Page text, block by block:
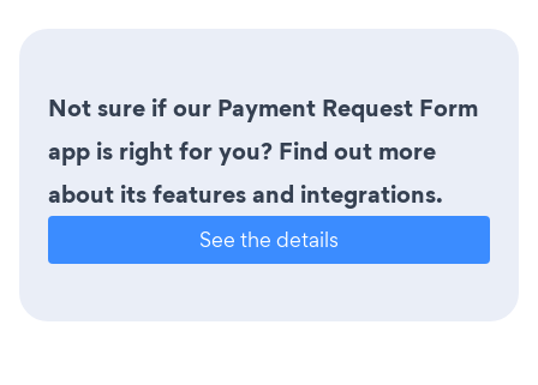
Not sure if our Payment Request Form
app is right for you? Find out more
about its features and integrations.
See the details